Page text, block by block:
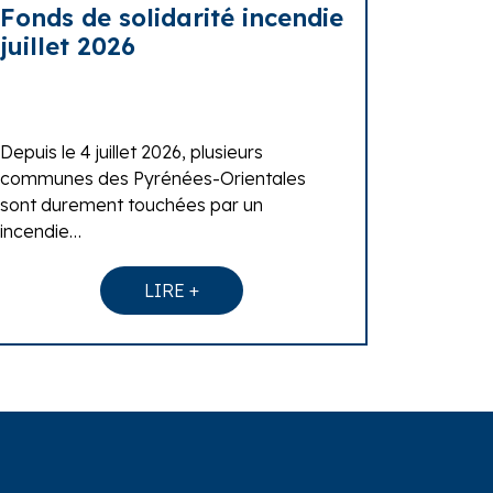
Fonds de solidarité incendie
juillet 2026
Depuis le 4 juillet 2026, plusieurs
communes des Pyrénées-Orientales
sont durement touchées par un
incendie…
LIRE +